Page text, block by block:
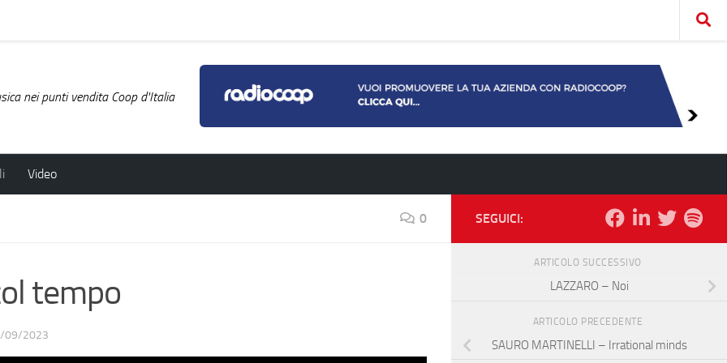
nei punti vendita Coop d'Italia
Video
0
tempo
09/2023
SEGUICI:
ARTICOLO SUCCESSIVO
LAZZARO – Noi
ARTICOLO PRECEDENTE
SAURO MARTINELLI – Irrational minds